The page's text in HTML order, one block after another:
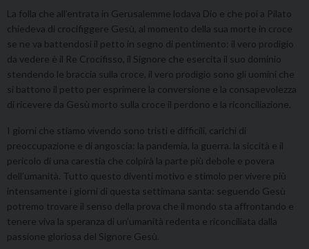
La folla che all’entrata in Gerusalemme lodava Dio e che poi a Pilato
chiedeva di crocifiggere Gesù, al momento della sua morte in croce
se ne va battendosi il petto in segno di pentimento: il vero prodigio
da vedere è il Re Crocifisso, il Signore che esercita il suo dominio
stendendo le braccia sulla croce, il vero prodigio sono gli uomini che
si battono il petto per esprimere la conversione e la consapevolezza
di ricevere da Gesù morto sulla croce il perdono e la riconciliazione.
I giorni che stiamo vivendo sono tristi e difficili, carichi di
preoccupazione e di angoscia: la pandemia, la guerra. la siccità e il
pericolo di una carestia che colpirà la parte più debole e povera
dell’umanità. Tutto questo diventi motivo e stimolo per vivere più
intensamente i giorni di questa settimana santa: seguendo Gesù
potremo trovare il senso della prova che il mondo sta affrontando e
tenere viva la speranza di un’umanità redenta e riconciliata dalla
passione gloriosa del Signore Gesù.